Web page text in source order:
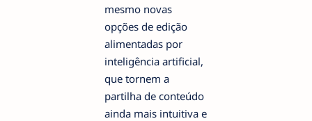
mesmo novas
opções de edição
alimentadas por
inteligência artificial,
que tornem a
partilha de conteúdo
ainda mais intuitiva e